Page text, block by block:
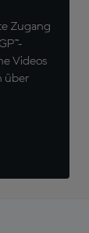
Zugang
Videos
über